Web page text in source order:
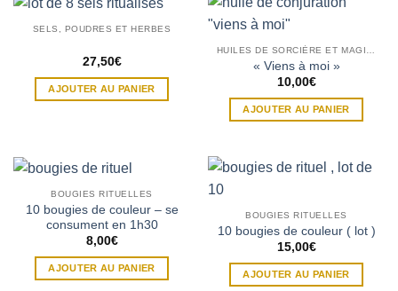
SELS, POUDRES ET HERBES
27,50€
AJOUTER AU PANIER
« Viens à moi »
10,00€
AJOUTER AU PANIER
BOUGIES RITUELLES
10 bougies de couleur – se
consument en 1h30
8,00€
AJOUTER AU PANIER
BOUGIES RITUELLES
10 bougies de couleur ( lot )
15,00€
AJOUTER AU PANIER